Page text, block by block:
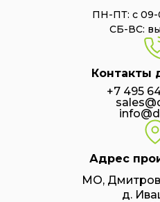
ПН-ПТ: с 09-
СБ-ВС:
Контакты
+7 495
Адрес
МО,
д.